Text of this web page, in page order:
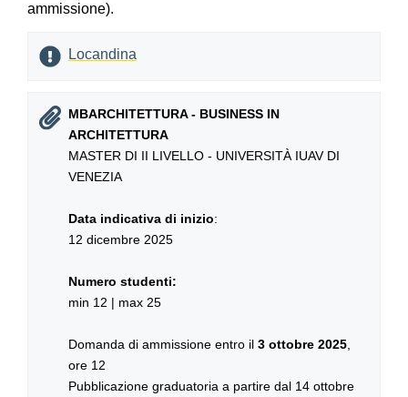
ammissione).
Locandina
MBARCHITETTURA - BUSINESS IN
ARCHITETTURA
MASTER DI II LIVELLO - UNIVERSITÀ IUAV DI
VENEZIA
Data indicativa di inizio:
12 dicembre 2025
Numero studenti:
min 12 | max 25
Domanda di ammissione entro il 3 ottobre 2025
ore 12
Pubblicazione graduatoria a partire dal 14 ottobre